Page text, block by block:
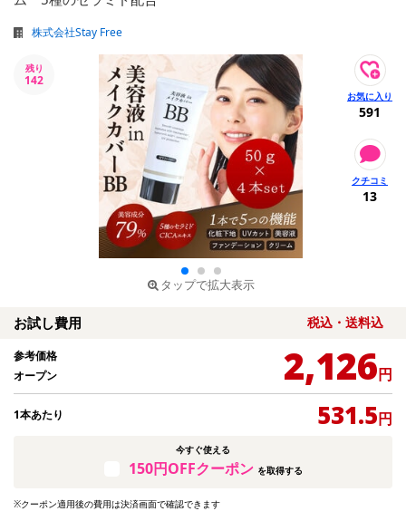
株式会社Stay Free
残り
142
タップで拡大表示
591
13
お試し費用 税込・送料込
参考価格
オープン
2,126円
1本あたり 531.5円
今すぐ使える
150円OFFクーポン を取得する
※クーポン適用後の費用は決済画面で確認できます